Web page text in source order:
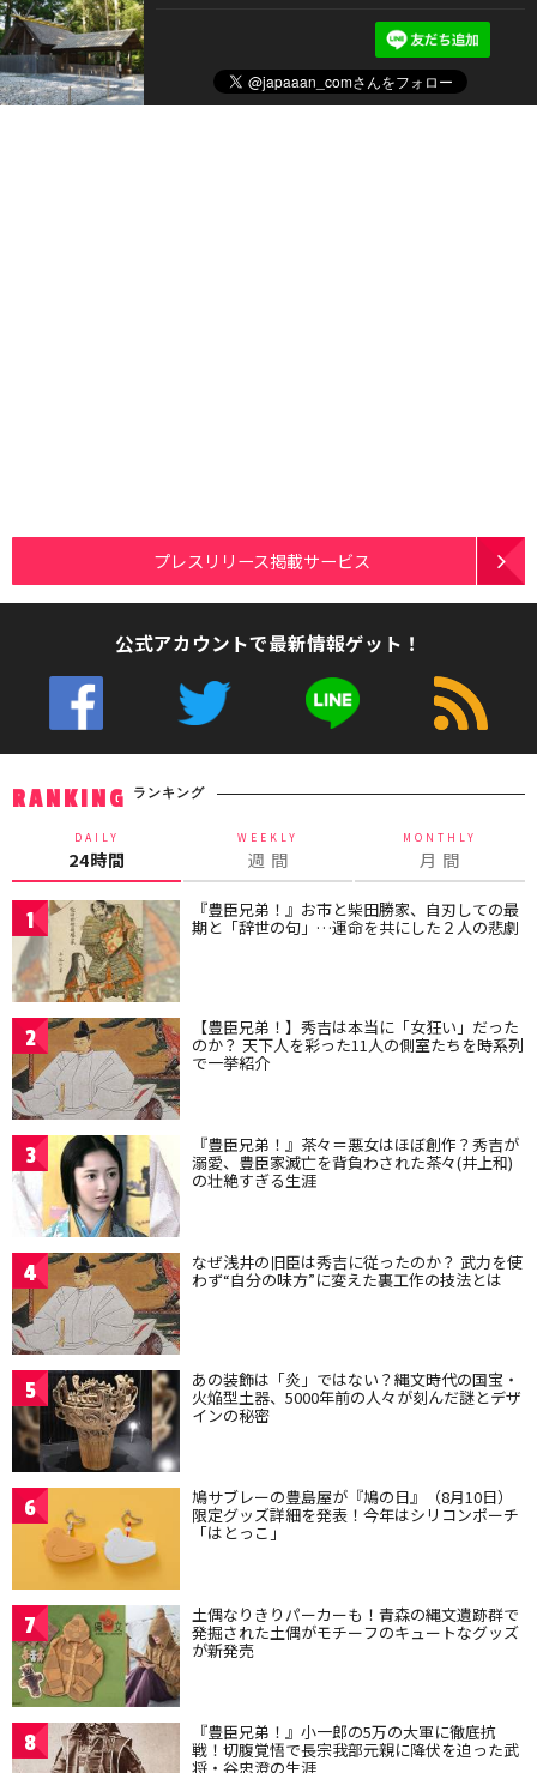
プレスリリース掲載サービス
公式アカウントで最新情報ゲット！
RANKING ランキング
DAILY
24時間
WEEKLY
週 間
MONTHLY
月 間
1 『豊臣兄弟！』お市と柴田勝家、自刃しての最
期と「辞世の句」…運命を共にした２人の悲劇
2 【豊臣兄弟！】秀吉は本当に「女狂い」だった
のか？ 天下人を彩った11人の側室たちを時系列
で一挙紹介
3 『豊臣兄弟！』茶々＝悪女はほぼ創作？秀吉が
溺愛、豊臣家滅亡を背負わされた茶々(井上和)
の壮絶すぎる生涯
4 なぜ浅井の旧臣は秀吉に従ったのか？ 武力を使
わず“自分の味方”に変えた裏工作の技法とは
5 あの装飾は「炎」ではない？縄文時代の国宝・
火焔型土器、5000年前の人々が刻んだ謎とデザ
インの秘密
6 鳩サブレーの豊島屋が『鳩の日』（8月10日）
限定グッズ詳細を発表！今年はシリコンポーチ
「はとっこ」
7 土偶なりきりパーカーも！青森の縄文遺跡群で
発掘された土偶がモチーフのキュートなグッズ
が新発売
8 『豊臣兄弟！』小一郎の5万の大軍に徹底抗
戦！切腹覚悟で長宗我部元親に降伏を迫った武
将・谷忠澄の生涯